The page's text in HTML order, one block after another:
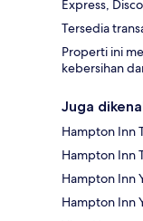
Express,
Tersedia
Properti ini
kebersihan
Juga
Hampton Inn
Hampton Inn
Hampton Inn
Hampton Inn